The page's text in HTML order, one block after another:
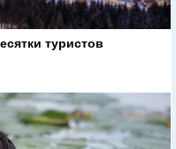
туристов